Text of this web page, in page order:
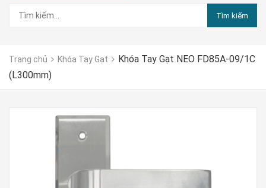
Tìm kiếm
Trang chủ Khóa Tay Gạt
Khóa Tay Gạt NEO FD85A-09/1C
(L300mm)